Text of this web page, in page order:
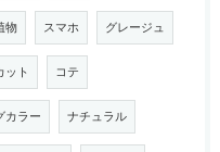
物 スマホ グレージュ
ット コテ
カラー ナチュラル